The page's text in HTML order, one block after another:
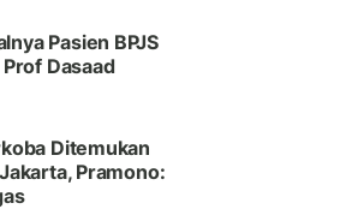
Pasien BPJS
Dasaad
Ditemukan
Pramono: